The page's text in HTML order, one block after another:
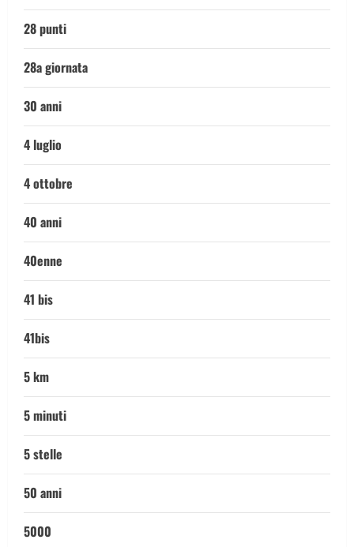
28 punti
28a giornata
30 anni
4 luglio
4 ottobre
40 anni
40enne
41 bis
41bis
5 km
5 minuti
5 stelle
50 anni
5000